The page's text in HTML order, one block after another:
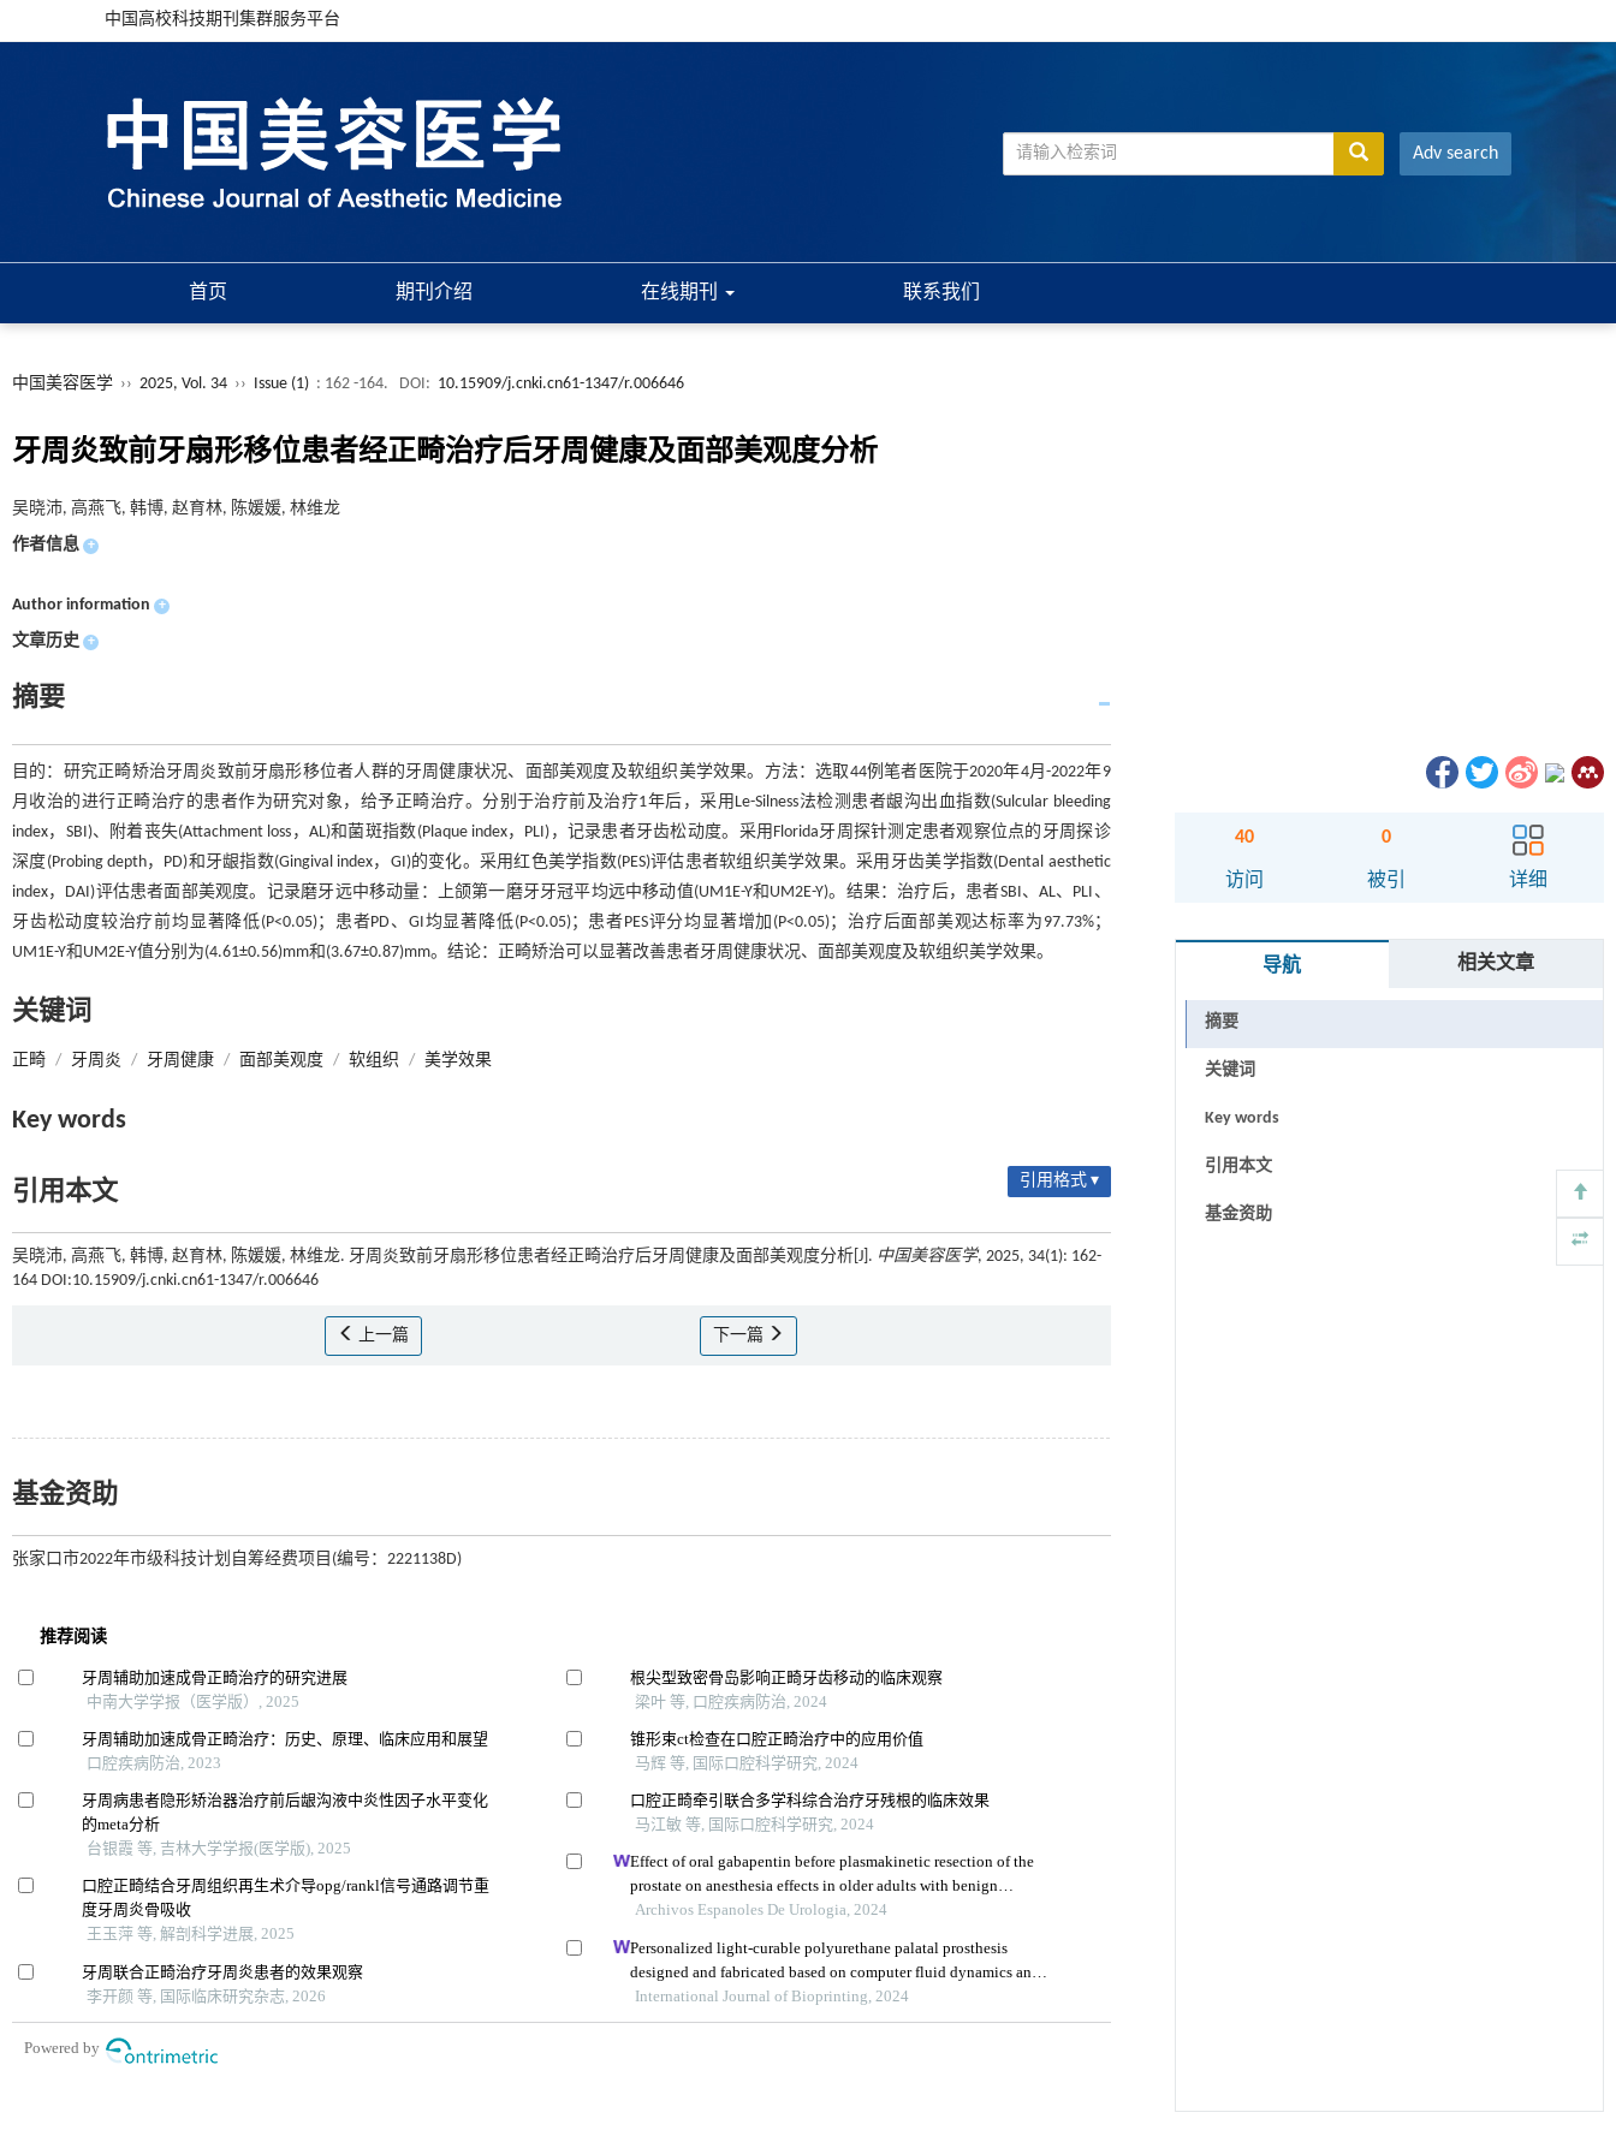
中国高校科技期刊集群服务平台
Adv search
首页 期刊介绍 在线期刊 联系我们
中国美容医学 ›› 2025, Vol. 34 ›› Issue (1) : 162 -164. DOI: 10.15909/j.cnki.cn61-1347/r.006646
牙周炎致前牙扇形移位患者经正畸治疗后牙周健康及面部美观度分析
吴晓沛, 高燕飞, 韩博, 赵育林, 陈媛媛, 林维龙
作者信息 +
Author information +
文章历史 +
摘要
目的：研究正畸矫治牙周炎致前牙扇形移位者人群的牙周健康状况、面部美观度及软组织美学效果。方法：选取44例笔者医院于2020年4月-2022年9
月收治的进行正畸治疗的患者作为研究对象，给予正畸治疗。分别于治疗前及治疗1年后，采用Le-Silness法检测患者龈沟出血指数(Sulcular bleeding
index，SBI)、附着丧失(Attachment loss，AL)和菌斑指数(Plaque index，PLI)，记录患者牙齿松动度。采用Florida牙周探针测定患者观察位点的牙周探诊
深度(Probing depth，PD)和牙龈指数(Gingival index，GI)的变化。采用红色美学指数(PES)评估患者软组织美学效果。采用牙齿美学指数(Dental aesthetic
index，DAI)评估患者面部美观度。记录磨牙远中移动量：上颌第一磨牙牙冠平均远中移动值(UM1E-Y和UM2E-Y)。结果：治疗后，患者SBI、AL、PLI、
牙齿松动度较治疗前均显著降低(P<0.05)；患者PD、GI均显著降低(P<0.05)；患者PES评分均显著增加(P<0.05)；治疗后面部美观达标率为97.73%；
UM1E-Y和UM2E-Y值分别为(4.61±0.56)mm和(3.67±0.87)mm。结论：正畸矫治可以显著改善患者牙周健康状况、面部美观度及软组织美学效果。
关键词
正畸 / 牙周炎 / 牙周健康 / 面部美观度 / 软组织 / 美学效果
Key words
引用本文 引用格式 ▾
吴晓沛, 高燕飞, 韩博, 赵育林, 陈媛媛, 林维龙. 牙周炎致前牙扇形移位患者经正畸治疗后牙周健康及面部美观度分析[J]. 中国美容医学, 2025, 34(1): 162-
164 DOI:10.15909/j.cnki.cn61-1347/r.006646
上一篇 下一篇
基金资助
张家口市2022年市级科技计划自筹经费项目(编号：2221138D)
40
访问
0
被引 详细
导航 相关文章
摘要
关键词
Key words
引用本文
基金资助